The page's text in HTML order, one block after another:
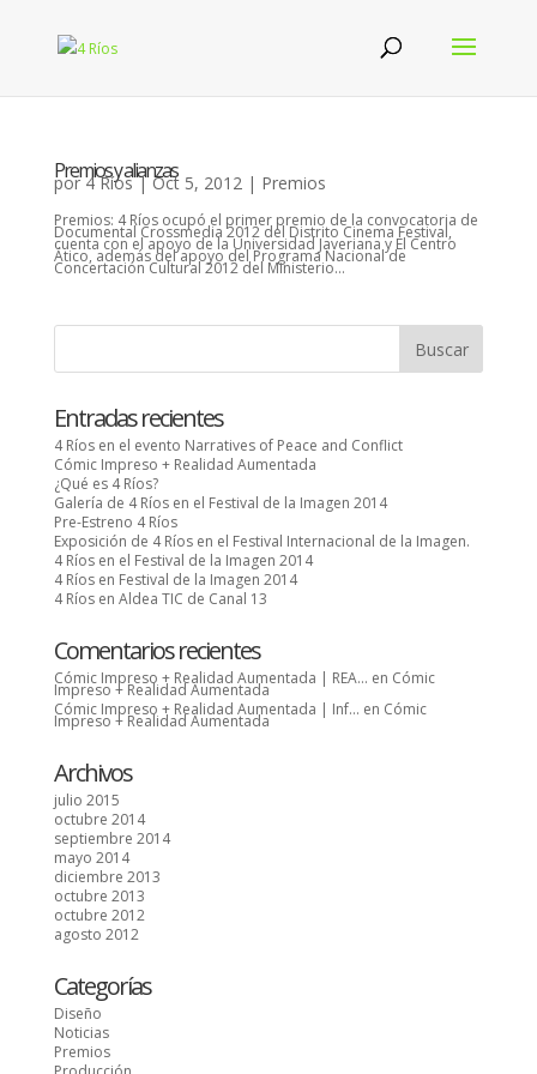
Premios y alianzas
por4 Ríos| Oct 5, 2012| Premios
Premios: 4 Ríos ocupó el primer premio de la convocatoria de
Documental Crossmedia 2012 del Distrito Cinema Festival,
cuenta con el apoyo de la Universidad Javeriana y El Centro
Ático, además del apoyo del Programa Nacional de
Concertación Cultural 2012 del Ministerio...
Entradas recientes
4 Ríos en el evento Narratives of Peace and Conflict
Cómic Impreso + Realidad Aumentada
¿Qué es 4 Ríos?
Galería de 4 Ríos en el Festival de la Imagen 2014
Pre-Estreno 4 Ríos
Exposición de 4 Ríos en el Festival Internacional de la Imagen.
4 Ríos en el Festival de la Imagen 2014
4 Ríos en Festival de la Imagen 2014
4 Ríos en Aldea TIC de Canal 13
Comentarios recientes
Cómic Impreso + Realidad Aumentada | REA... en Cómic
Impreso + Realidad Aumentada
Cómic Impreso + Realidad Aumentada | Inf... en Cómic
Impreso + Realidad Aumentada
Archivos
julio 2015
octubre 2014
septiembre 2014
mayo 2014
diciembre 2013
octubre 2013
octubre 2012
agosto 2012
Categorías
Diseño
Noticias
Premios